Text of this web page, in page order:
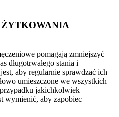
pomagają zmniejszyć
długotrwałego stania i
aby regularnie sprawdzać ich
umieszczone we wszystkich
jakichkolwiek
wymienić, aby zapobiec